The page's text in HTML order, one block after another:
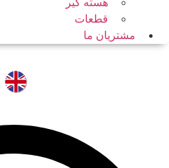
هسته گیر
قطعات
مشتریان ما